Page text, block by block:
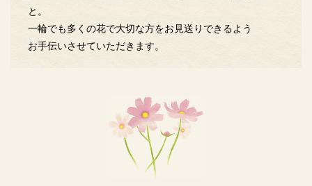
と。
一輪でも多くの花で大切な方をお見送りできるよう
お手伝いさせていただきます。